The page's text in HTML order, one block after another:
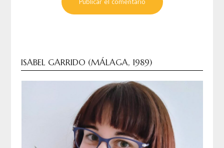
ISABEL GARRIDO (MÁLAGA, 1989)